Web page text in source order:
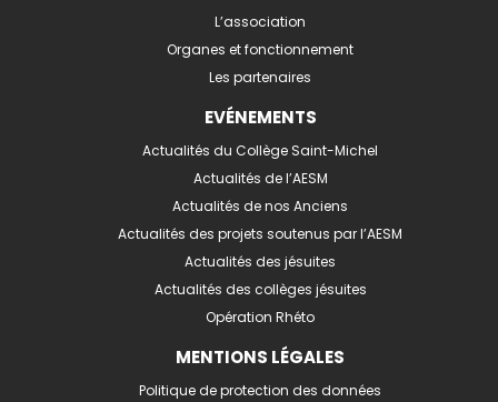
L’association
Organes et fonctionnement
Les partenaires
EVÉNEMENTS
Actualités du Collège Saint-Michel
Actualités de l’AESM
Actualités de nos Anciens
Actualités des projets soutenus par l’AESM
Actualités des jésuites
Actualités des collèges jésuites
Opération Rhéto
MENTIONS LÉGALES
Politique de protection des données